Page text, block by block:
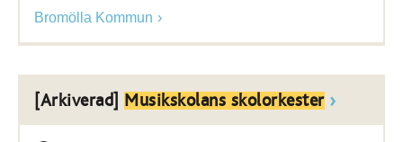
Bromölla Kommun
[Arkiverad] Musikskolans skolorkester